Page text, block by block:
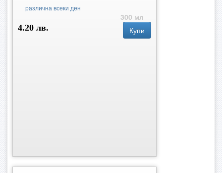
различна всеки ден
300 мл
4.20 лв.
Купи